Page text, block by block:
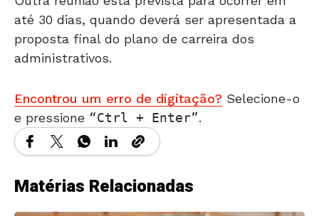
até 30 dias, quando deverá ser apresentada a
proposta final do plano de carreira dos
administrativos.
Encontrou um erro de digitação? Selecione-o
e pressione
Ctrl + Enter .
Matérias Relacionadas